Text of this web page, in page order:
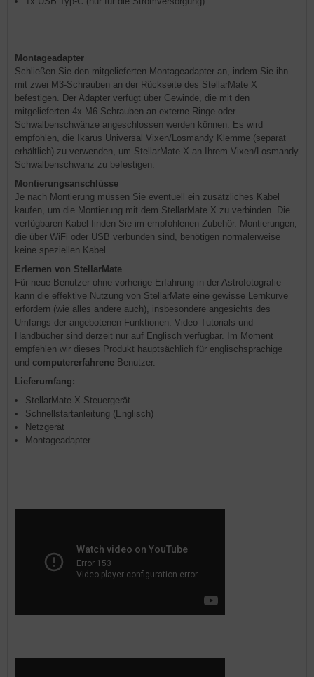
Montageadapter
Schließen Sie den mitgelieferten Montageadapter an, indem Sie ihn
mit zwei M3-Schrauben an der Rückseite des StellarMate X
befestigen. Der Adapter verfügt über Gewinde, die mit den
mitgelieferten 4x M6-Schrauben an externe Ringe oder
Schwalbenschwänze angeschlossen werden können. Es wird
empfohlen, die Ikarus Universal Vixen/Losmandy Klemme (separat
erhältlich) zu verwenden, um StellarMate X an Ihrem Vixen/Losmandy
Schwalbenschwanz zu befestigen.
Montierungsanschlüsse
Je nach Montierung müssen Sie eventuell ein zusätzliches Kabel
kaufen, um die Montierung mit dem StellarMate X zu verbinden. Die
verfügbaren Kabel finden Sie im empfohlenen Zubehör. Montierungen,
die über WiFi oder USB verbunden sind, benötigen normalerweise
keine speziellen Kabel.
Erlernen von StellarMate
Für neue Benutzer ohne vorherige Erfahrung in der Astrofotografie
kann die effektive Nutzung von StellarMate eine gewisse Lernkurve
erfordern (wie alles andere auch), insbesondere angesichts des
Umfangs der angebotenen Funktionen. Video-Tutorials und
Handbücher sind derzeit nur auf Englisch verfügbar. Im Moment
empfehlen wir dieses Produkt hauptsächlich für englischsprachige
und computererfahrene Benutzer.
Lieferumfang:
StellarMate X Steuergerät
Schnellstartanleitung (Englisch)
Netzgerät
Montageadapter